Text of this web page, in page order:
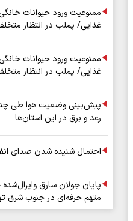
ممنوعیت ورود حیوانات
غذایی/ پملب در انتظار
ممنوعیت ورود حیوانات
غذایی/ پملب در انتظار
پیش‌بینی وضعیت هوا طی چند
رعد و برق در این استان‌ها
احتمال شنیده شدن صدای
متهم حرفه‌ای در جنوب شرق